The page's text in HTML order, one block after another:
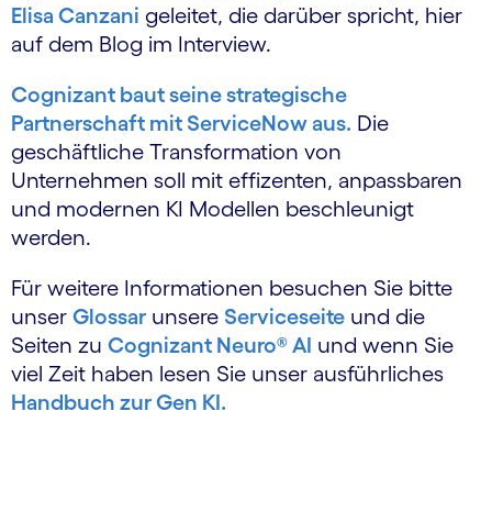
Elisa Canzani geleitet, die darüber spricht, hier
auf dem Blog im Interview.
Cognizant baut seine strategische
Partnerschaft mit ServiceNow aus. Die
geschäftliche Transformation von
Unternehmen soll mit effizenten, anpassbaren
und modernen KI Modellen beschleunigt
werden.
Für weitere Informationen besuchen Sie bitte
unser Glossar unsere Serviceseite und die
Seiten zu Cognizant Neuro® AI und wenn Sie
viel Zeit haben lesen Sie unser ausführliches
Handbuch zur Gen KI.